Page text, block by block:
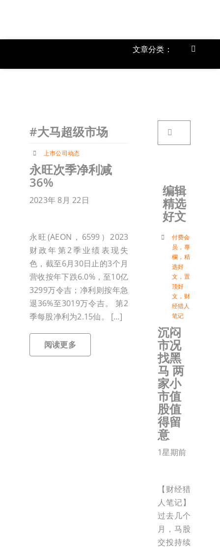
文章分类：
Toggle
#大马超级市场
上市公司动态
永旺次季净利减
36%
2023年 8月 22日
永旺(AEON，6599）2023
财政年第2季业绩表现失
色，截至6月30日止的3个月
营收按年下跌6.0%，至10亿
3299万令吉；净利则按年急
退36%至3019万令吉。 第2
季每股净利为2.15仙。 […]
阅读更多
编辑
精选
好文
付费会
员 ， 專
欄 ， 精
选好
文 ， 置
顶好
文 ， 财
经猎人
笔记
沉闷
市况
找黑
马 两
家小
市值
股值
得留
意
1星期前
【财经猎
人笔记】
过去几个
月，马股
交投持续